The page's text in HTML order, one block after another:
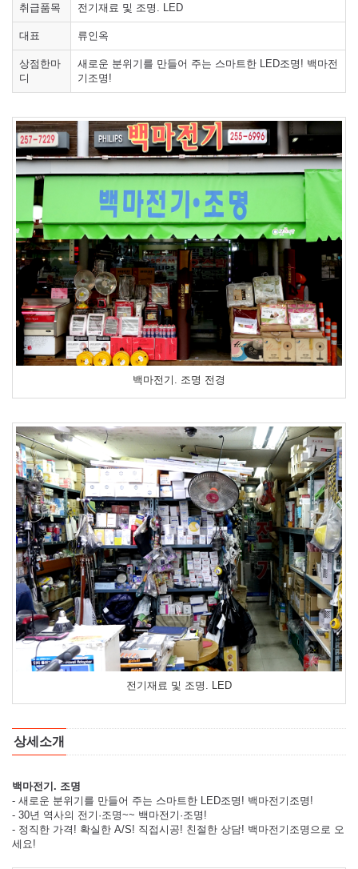
취급품목 전기재료 및 조명. LED
대표 류인옥
상점한마
디
새로운 분위기를 만들어 주는 스마트한 LED조명! 백마전
기조명!
백마전기. 조명 전경
전기재료 및 조명. LED
상세소개
백마전기. 조명
- 새로운 분위기를 만들어 주는 스마트한 LED조명! 백마전기조명!
- 30년 역사의 전기·조명~~ 백마전기·조명!
- 정직한 가격! 확실한 A/S! 직접시공! 친절한 상담! 백마전기조명으로 오
세요!